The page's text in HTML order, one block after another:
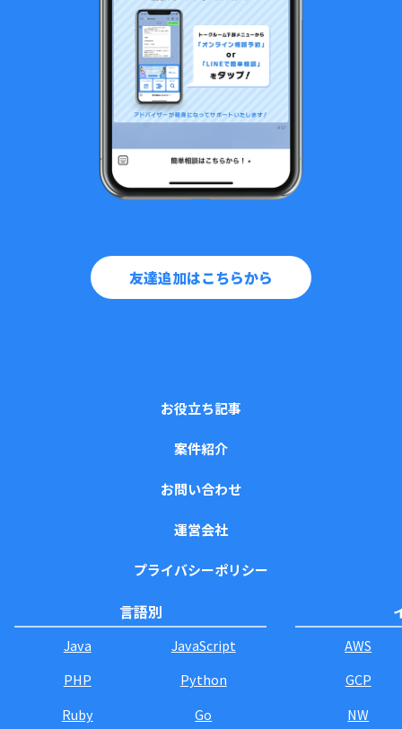
友達追加はこちらから
お役立ち記事
案件紹介
お問い合わせ
運営会社
プライバシーポリシー
言語別
Java
JavaScript
PHP
Python
Ruby
Go
AWS
GCP
NW